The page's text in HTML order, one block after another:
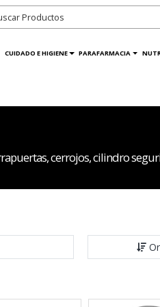
CUIDADO E HIGIENE PARAFARMACIA
cerrojos, cilindro